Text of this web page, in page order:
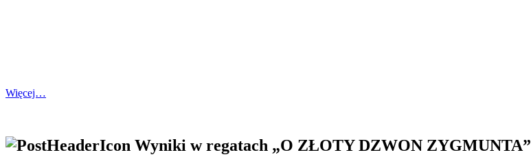
Więcej…
Wyniki w regatach „O ZŁOTY DZWON ZYGMUNTA”